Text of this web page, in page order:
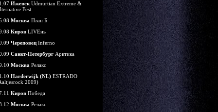
Ижевск Udmurtian Extreme &
Fest
Москва План Б
Киров LIVEнь
Череповец Inferno
Санкт-Петербург Арктика
Москва Релакс
Harderwijk (NL) ESTRADO
2009)
Киров Победа
Москва Релакс